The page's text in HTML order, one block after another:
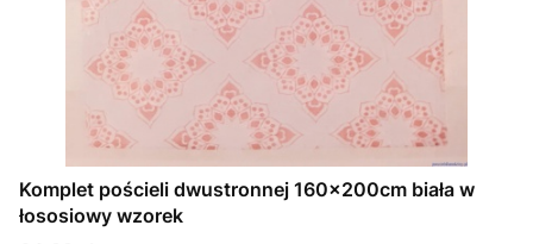
Komplet pościeli dwustronnej 160x200cm biała w
łososiowy wzorek